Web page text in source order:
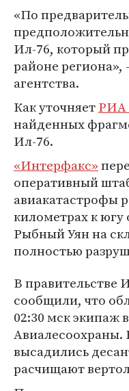
«По
Ил-76, который
районе
агентства.
Как уточняетРИА
найденных
Ил-76.
«Интерфакс»
оперативный
авиакатастрофы
километрах к югу
Рыбный Уян на
полностью
В правительстве
сообщили, что
02:30 мск экипаж
Авиалесоохраны.
высадились
расчищают